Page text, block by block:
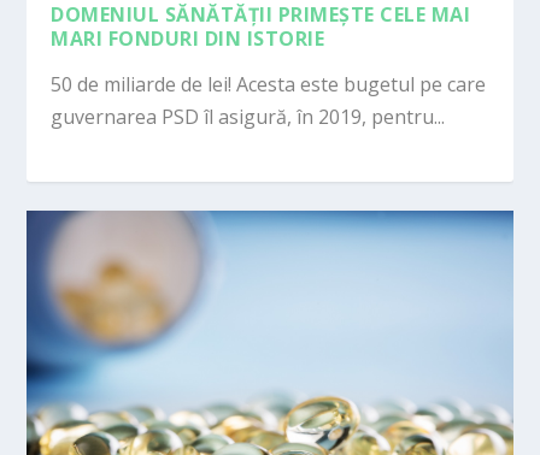
DOMENIUL SĂNĂTĂȚII PRIMEȘTE CELE MAI
MARI FONDURI DIN ISTORIE
50 de miliarde de lei! Acesta este bugetul pe care
guvernarea PSD îl asigură, în 2019, pentru...